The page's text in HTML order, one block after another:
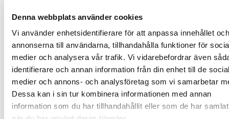
Denna webbplats använder cookies
Vi använder enhetsidentifierare för att anpassa innehållet och
annonserna till användarna, tillhandahålla funktioner för
medier och analysera vår trafik. Vi vidarebefordrar även
identifierare och annan information från din enhet till de
medier och annons- och analysföretag som vi samarbetar
Dessa kan i sin tur kombinera informationen med annan
information som du har tillhandahållit eller som de har
intresserade av vårt innehåll. Du hittar mer
information om Facebooks cookie-policy
på:information about Facebook´s cookies
.
Förhindra användning av cookies på
webbläsaren
För att blockera cookies, behöver du ändra